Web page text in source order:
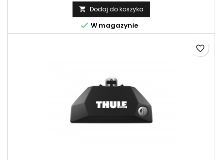
 Dodaj do koszyka
 W magazynie
favorite_border